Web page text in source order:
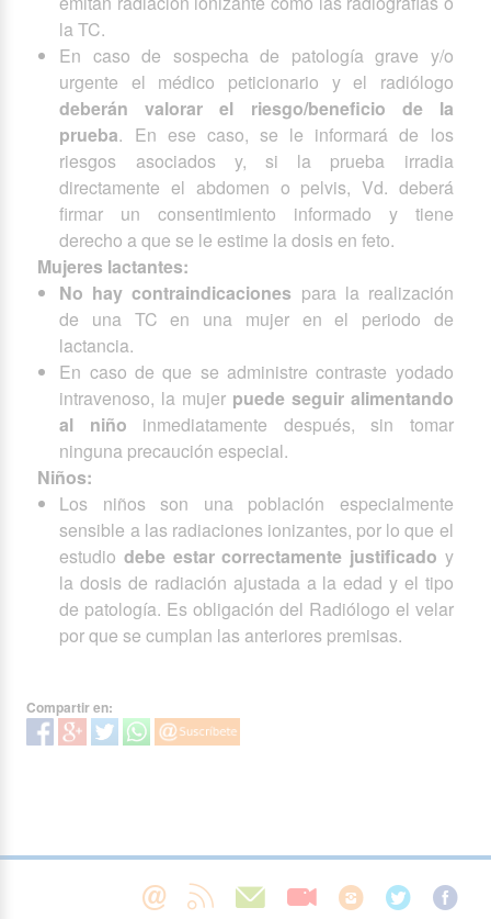
la TC.
En caso de sospecha de patología grave y/o
urgente el médico peticionario y el radiólogo
deberán valorar el riesgo/beneficio de la
prueba. En ese caso, se le informará de los
riesgos asociados y, si la prueba irradia
directamente el abdomen o pelvis, Vd. deberá
firmar un consentimiento informado y tiene
derecho a que se le estime la dosis en feto.
Mujeres lactantes:
No hay contraindicaciones para la realización
de una TC en una mujer en el periodo de
lactancia.
En caso de que se administre contraste yodado
intravenoso, la mujer puede seguir alimentando
al niño inmediatamente después, sin tomar
ninguna precaución especial.
Niños:
Los niños son una población especialmente
sensible a las radiaciones ionizantes, por lo que el
estudiodebe estar correctamente justificado y
la dosis de radiación ajustada a la edad y el tipo
de patología. Es obligación del Radiólogo el velar
por que se cumplan las anteriores premisas.
Compartir en: